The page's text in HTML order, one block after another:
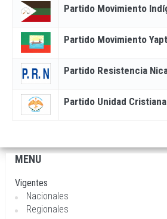
Partido Movimiento
Partido Movimiento
Partido Resistencia
Partido Unidad Cristiana
Navegación
principal
MENU
Vigentes
Nacionales
Regionales